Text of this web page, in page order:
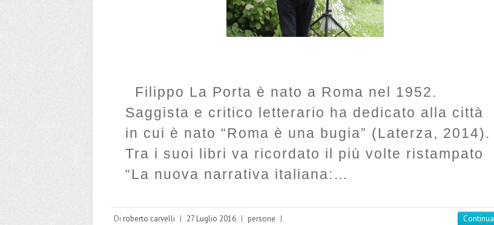
Filippo La Porta è nato a Roma nel 1952.
Saggista e critico letterario ha dedicato alla città
in cui è nato “Roma è una bugia” (Laterza, 2014).
Tra i suoi libri va ricordato il più volte ristampato
“La nuova narrativa italiana:…
Di roberto carvelli | 27 Luglio 2016 | persone | Continua